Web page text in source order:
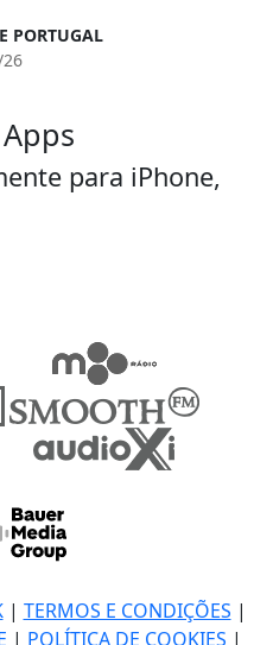
PORTUGAL
para iPhone,
| TERMOS E CONDIÇÕES |
| POLÍTICA DE COOKIES |